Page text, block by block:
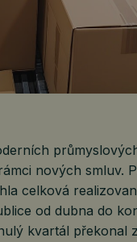
nových smluv.
celková
od dubna do
kvartál překonal